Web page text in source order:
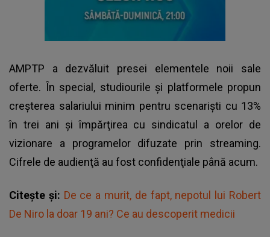
AMPTP a dezvăluit presei elementele noii sale
oferte. În special, studiourile şi platformele propun
creşterea salariului minim pentru scenarişti cu 13%
în trei ani şi împărţirea cu sindicatul a orelor de
vizionare a programelor difuzate prin streaming.
Cifrele de audienţă au fost confidenţiale până acum.
Citește și: De ce a murit, de fapt, nepotul lui Robert
De Niro la doar 19 ani? Ce au descoperit medicii